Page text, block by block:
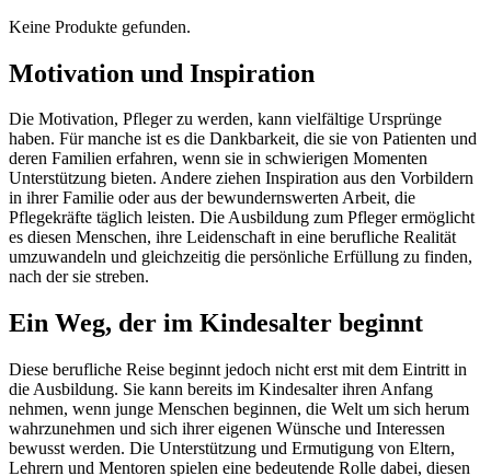
Keine Produkte gefunden.
Motivation und Inspiration
Die Motivation, Pfleger zu werden, kann vielfältige Ursprünge
haben. Für manche ist es die Dankbarkeit, die sie von Patienten und
deren Familien erfahren, wenn sie in schwierigen Momenten
Unterstützung bieten. Andere ziehen Inspiration aus den Vorbildern
in ihrer Familie oder aus der bewundernswerten Arbeit, die
Pflegekräfte täglich leisten. Die Ausbildung zum Pfleger ermöglicht
es diesen Menschen, ihre Leidenschaft in eine berufliche Realität
umzuwandeln und gleichzeitig die persönliche Erfüllung zu finden,
nach der sie streben.
Ein Weg, der im Kindesalter beginnt
Diese berufliche Reise beginnt jedoch nicht erst mit dem Eintritt in
die Ausbildung. Sie kann bereits im Kindesalter ihren Anfang
nehmen, wenn junge Menschen beginnen, die Welt um sich herum
wahrzunehmen und sich ihrer eigenen Wünsche und Interessen
bewusst werden. Die Unterstützung und Ermutigung von Eltern,
Lehrern und Mentoren spielen eine bedeutende Rolle dabei, diesen